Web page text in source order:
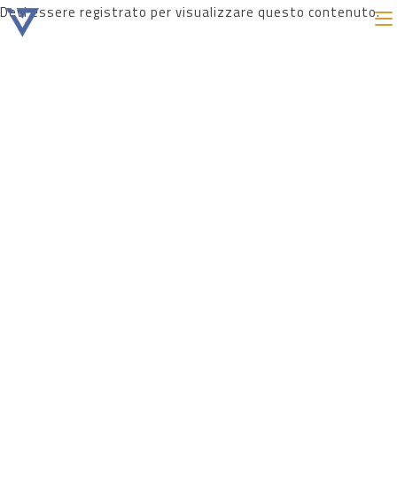
Devi essere registrato per visualizzare questo contenuto.